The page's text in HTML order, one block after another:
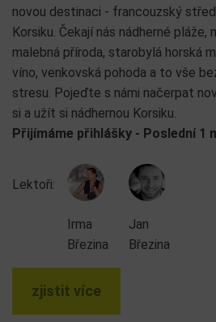
novou destinaci - francouzský
Korsiku. Čekají nás nádherné pláže,
malebná příroda, starobylá horská
víno, venkovská pohoda a to vše
stresu. Pojeďte s námi načerpat
si a užít si nádhernou Korsiku.
Přijímáme přihlášky - Poslední 1
Lektoři:
Irma
Březina
Jan
Březina
zjistit více